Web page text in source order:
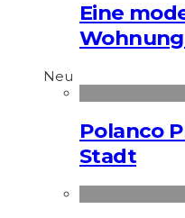
Eine
Neu
Polanco
Stadt